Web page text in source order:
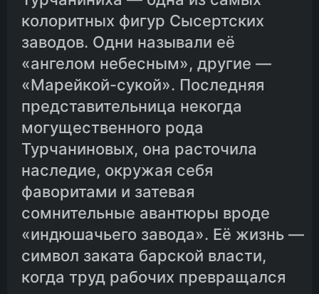
колоритных фигур Сысертских
заводов. Одни называли её
«ангелом небесным», другие —
«Марейкой-сукой». Последняя
представительница некогда
могущественного рода
Турчаниновых, она расточила
наследие, окружая себя
фаворитами и затевая
сомнительные авантюры вроде
«индюшачьего завода». Её жизнь —
символ заката барской власти,
когда труд рабочих превращался